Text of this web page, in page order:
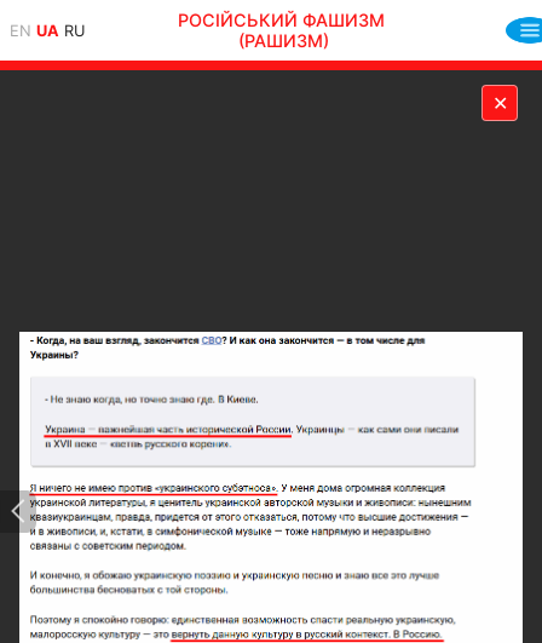
EN UA RU
РОСІЙСЬКИЙ ФАШИЗМ
(РАШИЗМ)
✕